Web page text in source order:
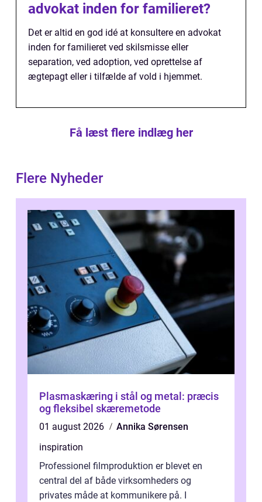
advokat inden for familieret?
Det er altid en god idé at konsultere en advokat
inden for familieret ved skilsmisse eller
separation, ved adoption, ved oprettelse af
ægtepagt eller i tilfælde af vold i hjemmet.
Få læst flere indlæg her
Flere Nyheder
Plasmaskæring i stål og metal: præcis
og fleksibel skæremetode
01 august 2026
Annika Sørensen
inspiration
Professionel filmproduktion er blevet en
central del af både virksomheders og
privates måde at kommunikere på. I